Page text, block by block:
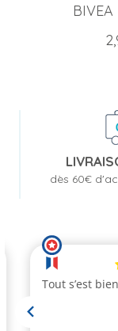
BIVEA
dès 60€